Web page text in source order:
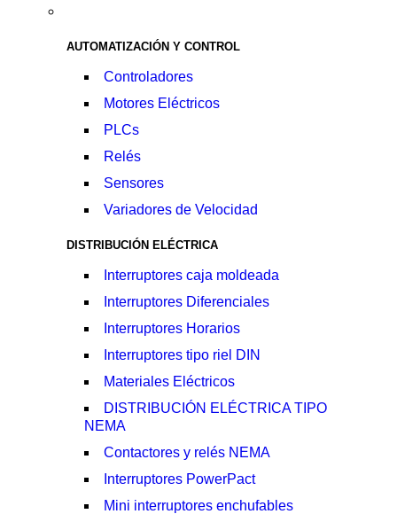
AUTOMATIZACIÓN Y CONTROL
Controladores
Motores Eléctricos
PLCs
Relés
Sensores
Variadores de Velocidad
DISTRIBUCIÓN ELÉCTRICA
Interruptores caja moldeada
Interruptores Diferenciales
Interruptores Horarios
Interruptores tipo riel DIN
Materiales Eléctricos
DISTRIBUCIÓN ELÉCTRICA TIPO
NEMA
Contactores y relés NEMA
Interruptores PowerPact
Mini interruptores enchufables